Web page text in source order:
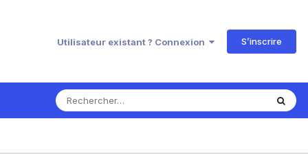
Utilisateur existant ? Connexion S’inscrire